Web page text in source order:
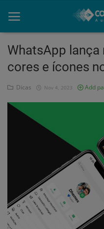
Home
Mato Grosso
Participe do Clube
Clube de Negócios
Portugues
WhatsApp lança
cores e ícones
Dicas Nov 4, 2023 Add